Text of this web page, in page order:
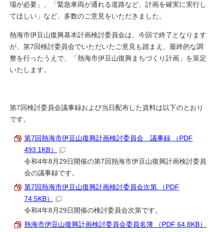
場が必要」、「緊急車両が通れる道路など、計画を確実に実行し
てほしい」など、多数のご意見をいただきました。
熱海市伊豆山復興基本計画検討委員会は、今回で終了となります
が、第7回検討委員会でいただいたご意見も踏まえ、最終的な調
整を行ったうえで、「熱海市伊豆山復興まちづくり計画」を策定
いたします。
第7回検討委員会議事録および当日配布した資料は以下のとおり
です。
第7回熱海市伊豆山復興計画検討委員会 議事録 （PDF
493.1KB）
令和4年8月29日開催の第7回熱海市伊豆山復興計画検討委員
会の議事録です。
第7回熱海市伊豆山復興計画検討委員会次第 （PDF
74.5KB）
令和4年8月29日開催の検討委員会次第です。
熱海市伊豆山復興計画検討委員会委員名簿 （PDF 64.8KB）